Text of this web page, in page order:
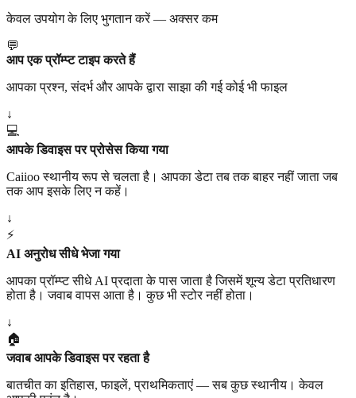
केवल उपयोग के लिए भुगतान करें — अक्सर कम
💬
आप एक प्रॉम्प्ट टाइप करते हैं
आपका प्रश्न, संदर्भ और आपके द्वारा साझा की गई कोई भी फाइल
↓
💻
आपके डिवाइस पर प्रोसेस किया गया
Caiioo स्थानीय रूप से चलता है। आपका डेटा तब तक बाहर नहीं जाता जब
तक आप इसके लिए न कहें।
↓
⚡
AI अनुरोध सीधे भेजा गया
आपका प्रॉम्प्ट सीधे AI प्रदाता के पास जाता है जिसमें शून्य डेटा प्रतिधारण
होता है। जवाब वापस आता है। कुछ भी स्टोर नहीं होता।
↓
🏠
जवाब आपके डिवाइस पर रहता है
बातचीत का इतिहास, फाइलें, प्राथमिकताएं — सब कुछ स्थानीय। केवल